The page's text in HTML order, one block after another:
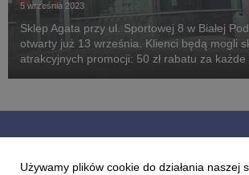
5 września 2023
Sklep Agata przy ul. Sportowej 8 w Białej
otwarty już 13 września. Klienci będą mogli
atrakcyjnych promocji: 50 zł rabatu za każde
Używamy plików cookie do działania naszej